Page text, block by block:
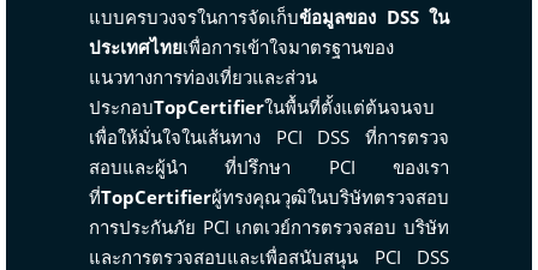
แบบครบวงจรในการจัดเก็บข้อมูลของ DSS ใน
ประเทศไทยเพื่อการเข้าใจมาตรฐานของ
แนวทางการท่องเที่ยวและส่วน
ประกอบTopCertifierในพื้นที่ตั้งแต่ต้นจนจบ
เพื่อให้มั่นใจในเส้นทาง PCI DSS ที่การตรวจ
สอบและผู้นำ ที่ปรึกษา PCI ของเรา
ที่TopCertifierผู้ทรงคุณวุฒิในบริษัทตรวจสอบ
การประกันภัย PCI เกตเวย์การตรวจสอบ บริษัท
และการตรวจสอบและเพื่อสนับสนุน PCI DSS